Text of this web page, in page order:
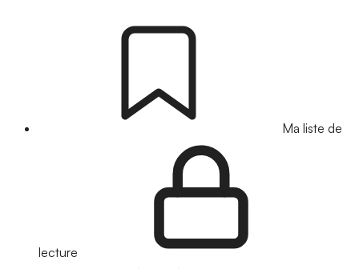
Ma liste de
lecture